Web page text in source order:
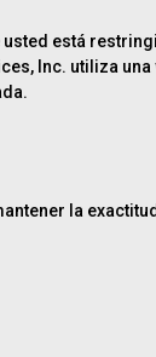
está
Inc. utiliza
la